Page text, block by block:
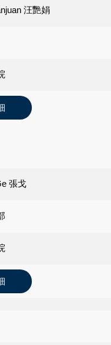
汪艷娟
張戈